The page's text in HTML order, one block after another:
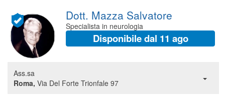
Dott. Mazza Salvatore
Specialista in neurologia
Disponibile dal 11 ago
Ass.sa
Roma, Via Del Forte Trionfale 97